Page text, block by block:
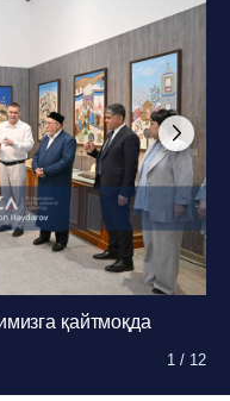
қайтмоқда
1 / 12
1 / 12
1 / 12
1 / 12
1 / 12
1 / 12
1 / 12
1 / 12
1 / 12
1 / 12
1 / 12
1 / 12